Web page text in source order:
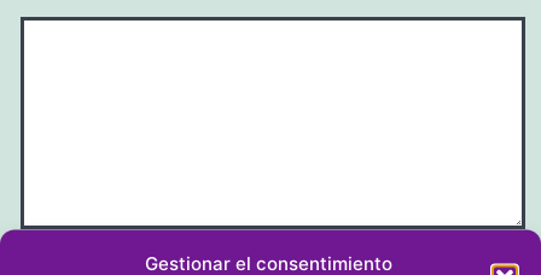
Gestionar el consentimiento